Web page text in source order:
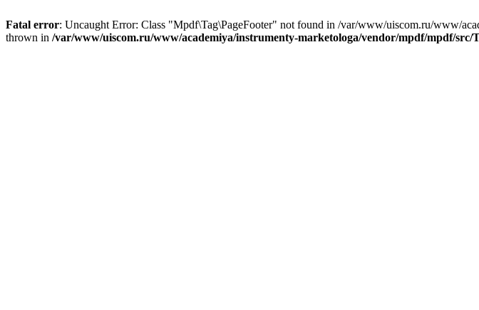
Fatal error: Uncaught Error: Class "Mpdf\Tag\PageFooter" not found in /var/www/uiscom.ru/www/
thrown in /var/www/uiscom.ru/www/academiya/instrumenty-marketologa/vendor/mpdf/mpdf/src/